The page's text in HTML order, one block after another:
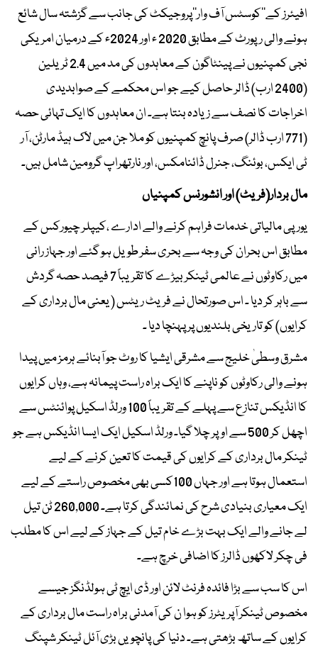
افیئرز کے’’کوسٹس آف وار‘‘پروجیکٹ کی جانب سے گزشتہ سال شائع
ہونے والی رپورٹ کے مطابق 2020 ء اور 2024ء کے درمیان امریکی
نجی کمپنیوں نے پینٹاگون کے معاہدوں کی مد میں 2.4 ٹریلین
(2400 ارب) ڈالر حاصل کیے جو اس محکمے کے صوابدیدی
اخراجات کا نصف سے زیادہ بنتا ہے۔ ان معاہدوں کا ایک تہائی حصہ
(771 ارب ڈالر) صرف پانچ کمپنیوں کو ملا جن میں لاک ہیڈ مارٹن، آر
ٹی ایکس، بوئنگ، جنرل ڈائنامکس، اور نارتھراپ گرومین شامل ہیں۔
مال بردار(فریٹ) اور انشورنس کمپنیاں
یورپی مالیاتی خدمات فراہم کرنے والے ادارے ،کیپلر چیورکس کے
مطابق اس بحران کی وجہ سے بحری سفر طویل ہو گئے اور جہاز رانی
میں رکاوٹوں نے عالمی ٹینکر بیڑے کا تقریباً 7 فیصد حصہ گردش
سے باہر کر دیا ۔ اس صورتحال نے فریٹ ریٹس ( یعنی مال برداری کے
کرایوں) کو تاریخی بلندیوں پر پہنچا دیا ۔
مشرق وسطیٰ خلیج سے مشرقی ایشیا کا روٹ جو آبنائے ہرمز میں پیدا
ہونے والی رکاوٹوں کو ناپنے کا ایک براہ راست پیمانہ ہے، وہاں کرایوں
کا انڈیکس تنازع سے پہلے کے تقریباً 100 ورلڈ اسکیل پوائنٹس سے
اچھل کر 500 سے اوپر چلا گیا۔ ورلڈ اسکیل ایک ایسا انڈیکس ہے جو
ٹینکر مال برداری کے کرایوں کی قیمت کا تعین کرنے کے لیے
استعمال ہوتا ہے اور جہاں 100کسی بھی مخصوص راستے کے لیے
ایک معیاری بنیادی شرح کی نمائندگی کرتا ہے۔ 260,000 ٹن تیل
لے جانے والے ایک بہت بڑے خام تیل کے جہاز کے لیے اس کا مطلب
فی چکر لاکھوں ڈالرز کا اضافی خرچ ہے۔
اس کا سب سے بڑا فائدہ فرنٹ لائن اور ڈی ایچ ٹی ہولڈنگز جیسے
مخصوص ٹینکر آپریٹرز کو ہوا ن کی آمدنی براہ راست مال برداری کے
کرایوں کے ساتھ بڑھتی ہے۔ دنیا کی پانچویں بڑی آئل ٹینکر شپنگ